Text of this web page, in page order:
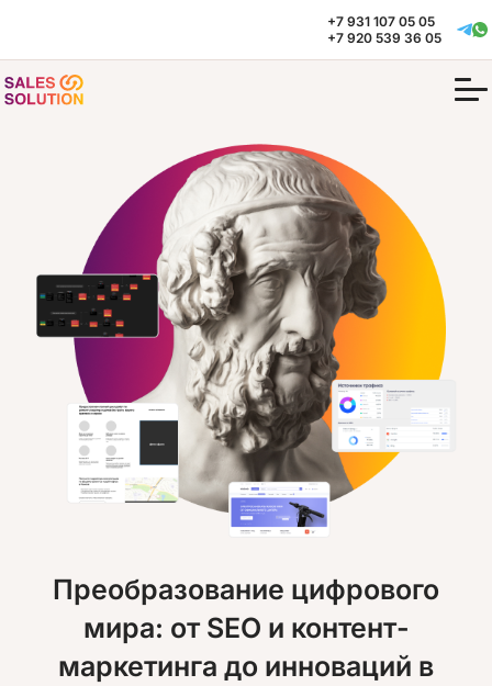
+7 931 107 05 05
+7 920 539 36 05
Преобразование цифрового
мира: от SEO и контент-
маркетинга до инноваций в